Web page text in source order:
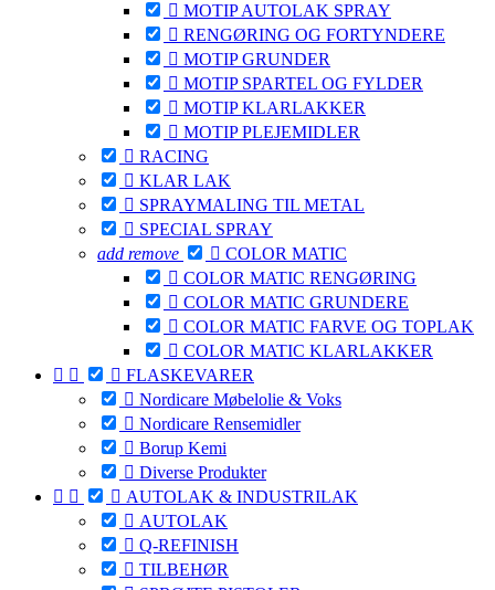
 MOTIP AUTOLAK SPRAY
 RENGØRING OG FORTYNDERE
 MOTIP GRUNDER
 MOTIP SPARTEL OG FYLDER
 MOTIP KLARLAKKER
 MOTIP PLEJEMIDLER
 RACING
 KLAR LAK
 SPRAYMALING TIL METAL
 SPECIAL SPRAY
add remove  COLOR MATIC
 COLOR MATIC RENGØRING
 COLOR MATIC GRUNDERE
 COLOR MATIC FARVE OG TOPLAK
 COLOR MATIC KLARLAKKER
   FLASKEVARER
 Nordicare Møbelolie & Voks
 Nordicare Rensemidler
 Borup Kemi
 Diverse Produkter
   AUTOLAK & INDUSTRILAK
 AUTOLAK
 Q-REFINISH
 TILBEHØR